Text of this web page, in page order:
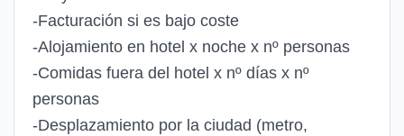
-Facturación si es bajo coste
-Alojamiento en hotel x noche x nº personas
-Comidas fuera del hotel x nº días x nº
personas
-Desplazamiento por la ciudad (metro,